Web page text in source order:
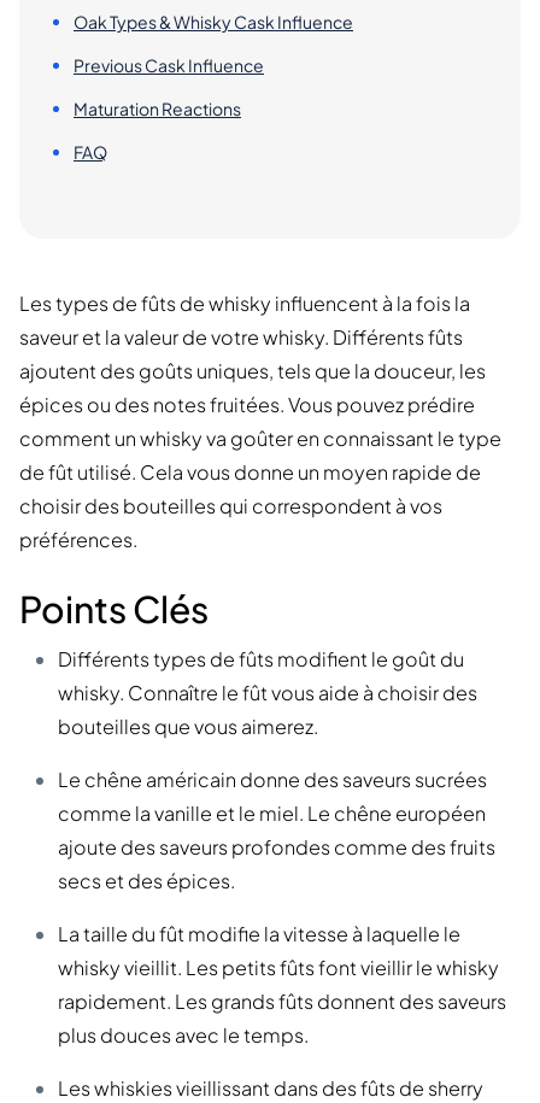
Oak Types & Whisky Cask Influence
Previous Cask Influence
Maturation Reactions
FAQ
Les types de fûts de whisky influencent à la fois la
saveur et la valeur de votre whisky. Différents fûts
ajoutent des goûts uniques, tels que la douceur, les
épices ou des notes fruitées. Vous pouvez prédire
comment un whisky va goûter en connaissant le type
de fût utilisé. Cela vous donne un moyen rapide de
choisir des bouteilles qui correspondent à vos
préférences.
Points Clés
Différents types de fûts modifient le goût du
whisky. Connaître le fût vous aide à choisir des
bouteilles que vous aimerez.
Le chêne américain donne des saveurs sucrées
comme la vanille et le miel. Le chêne européen
ajoute des saveurs profondes comme des fruits
secs et des épices.
La taille du fût modifie la vitesse à laquelle le
whisky vieillit. Les petits fûts font vieillir le whisky
rapidement. Les grands fûts donnent des saveurs
plus douces avec le temps.
Les whiskies vieillissant dans des fûts de sherry